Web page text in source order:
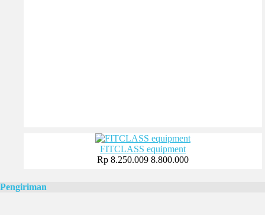
FITCLASS equipment
Rp 8.250.009 8.800.000
Pengiriman